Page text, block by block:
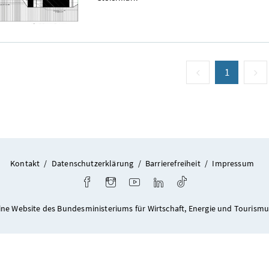
vorige Seite
Seite
1(aktuell)
Kontakt / Datenschutzerklärung / Barrierefreiheit / Impressum
FacebookInstagramYoutube LinkedIn
Website des Bundesministeriums für Wirtschaft, Energie und